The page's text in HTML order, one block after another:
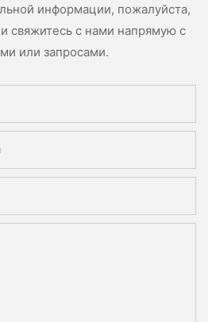
информации, пожалуйста,
свяжитесь с нами напрямую с
или запросами.